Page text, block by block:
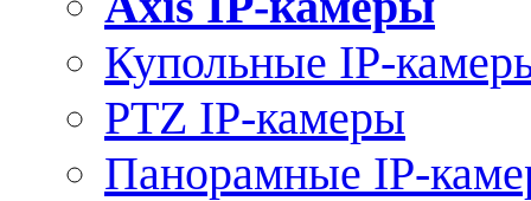
Купольные IP-
PTZ IP-камеры
Панорамные IP-